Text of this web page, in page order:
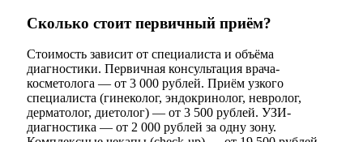
Сколько стоит первичный приём?
Стоимость зависит от специалиста и объёма
диагностики. Первичная консультация врача-
косметолога — от 3 000 рублей. Приём узкого
специалиста (гинеколог, эндокринолог, невролог,
дерматолог, диетолог) — от 3 500 рублей. УЗИ-
диагностика — от 2 000 рублей за одну зону.